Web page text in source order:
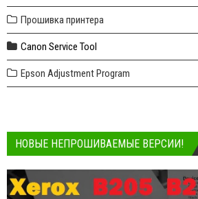
Прошивка принтера
Canon Service Tool
Epson Adjustment Program
НОВЫЕ НЕПРОШИВАЕМЫЕ ВЕРСИИ!